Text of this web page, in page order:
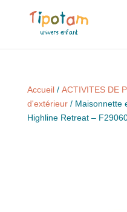
Accueil/ ACTIVITES DE
d'extérieur/ Maisonnette
Highline Retreat –